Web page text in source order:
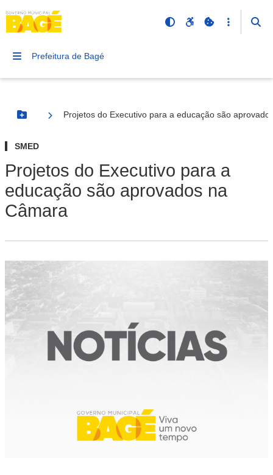
Prefeitura de Bagé
Botão Menu
Projetos do Executivo para a educação são
SMED
Projetos do Executivo para a
educação são aprovados na
Câmara